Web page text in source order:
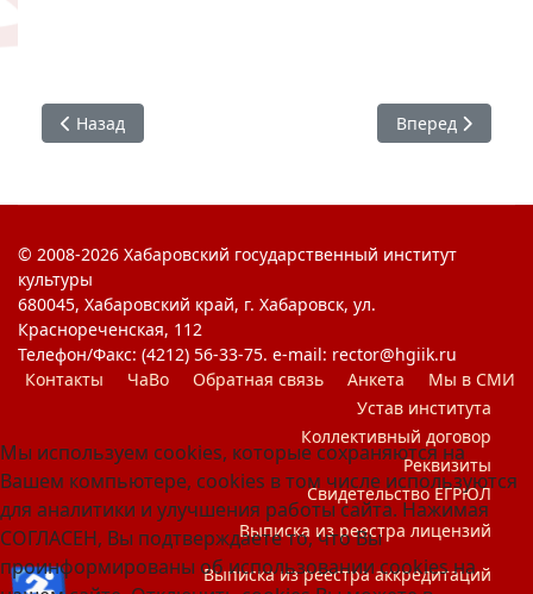
Предыдущий: Митинг-концерт в поддержку
Назад Следующий:
Вперед
© 2008-2026 Хабаровский государственный институт
культуры
680045, Хабаровский край, г. Хабаровск, ул.
Краснореченская, 112
Телефон/Факс: (4212) 56-33-75. e-mail: rector@hgiik.ru
Контакты
ЧаВо Обратная связь Анкета
Мы в СМИ
Устав института
Коллективный договор
Реквизиты
Свидетельство ЕГРЮЛ
Выписка из реестра лицензий
Выписка из реестра аккредитаций
Мы используем cookies, которые сохраняются на
Вашем компьютере, cookies в том числе используются
для аналитики и улучшения работы сайта. Нажимая
СОГЛАСЕН, Вы подтверждаете то, что Вы
проинформированы об использовании cookies на